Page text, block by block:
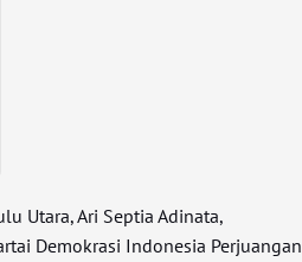
Utara, Ari Septia Adinata,
Demokrasi Indonesia Perjuangan